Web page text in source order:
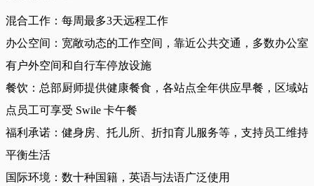
混合工作：每周最多3天远程工作
办公空间：宽敞动态的工作空间，靠近公共交通，多数办公室
有户外空间和自行车停放设施
餐饮：总部厨师提供健康餐食，各站点全年供应早餐，区域站
点员工可享受 Swile 卡午餐
福利承诺：健身房、托儿所、折扣育儿服务等，支持员工维持
平衡生活
国际环境：数十种国籍，英语与法语广泛使用